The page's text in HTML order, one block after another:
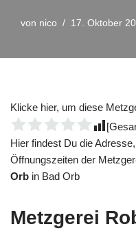
von nico 17. Oktober
Klicke hier, um diese
Hier findest Du die
Öffnungszeiten der
Orb in Bad Orb
Metzgerei